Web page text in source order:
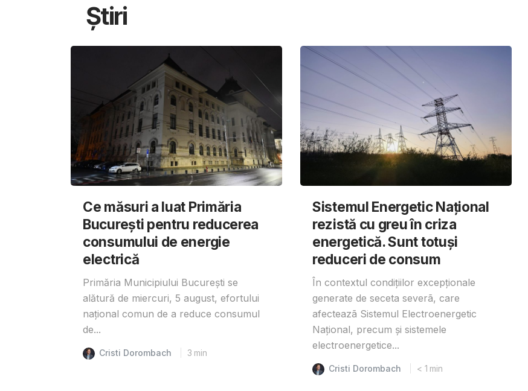
Știri
Ce măsuri a luat Primăria
București pentru reducerea
consumului de energie
electrică
Primăria Municipiului București se
alătură de miercuri, 5 august, efortului
național comun de a reduce consumul
de...
Cristi Dorombach 3 min
Sistemul Energetic Național
rezistă cu greu în criza
energetică. Sunt totuși
reduceri de consum
În contextul condițiilor excepționale
generate de seceta severã, care
afecteazã Sistemul Electroenergetic
Național, precum și sistemele
electroenergetice...
Cristi Dorombach < 1 min